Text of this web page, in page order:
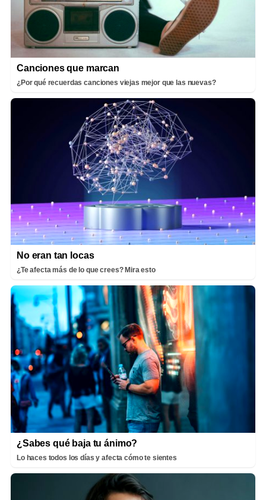
Canciones que marcan
¿Por qué recuerdas canciones viejas mejor que las nuevas?
No eran tan locas
¿Te afecta más de lo que crees? Mira esto
¿Sabes qué baja tu ánimo?
Lo haces todos los días y afecta cómo te sientes